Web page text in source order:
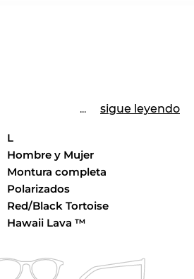
... sigue leyendo
L
Hombre y Mujer
Montura completa
Polarizados
Red/Black Tortoise
Hawaii Lava ™